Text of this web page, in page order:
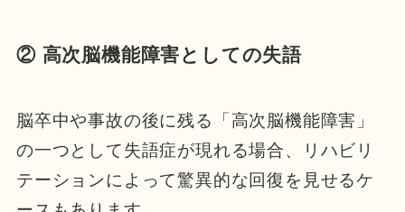
② 高次脳機能障害としての失語
脳卒中や事故の後に残る「高次脳機能障害」
の一つとして失語症が現れる場合、リハビリ
テーションによって驚異的な回復を見せるケ